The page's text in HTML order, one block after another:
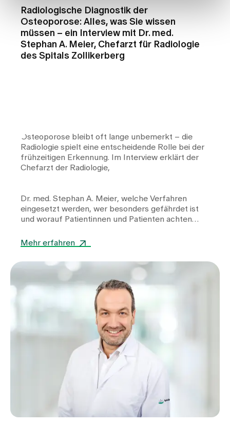
Radiologische Diagnostik der
Osteoporose: Alles, was Sie wissen
müssen – ein Interview mit Dr. med.
Stephan A. Meier, Chefarzt für Radiologie
des Spitals Zollikerberg
Osteoporose bleibt oft lange unbemerkt – die
Radiologie spielt eine entscheidende Rolle bei der
frühzeitigen Erkennung. Im Interview erklärt der
Chefarzt der Radiologie,
Dr. med. Stephan A. Meier, welche Verfahren
eingesetzt werden, wer besonders gefährdet ist
und worauf Patientinnen und Patienten achten
Mehr erfahren